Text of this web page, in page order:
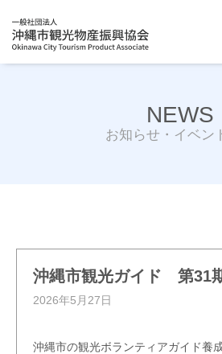
NEWS
お知らせ・イベン
沖縄市観光ガイド 第31
2026年5月27日
沖縄市の観光ボランティアガイド養